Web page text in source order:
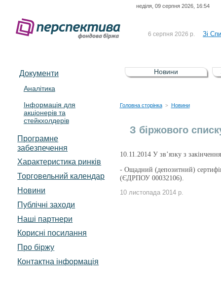
неділя, 09 серпня 2026, 16:54
6 серпня 2026 р. Зі
5 серпня 2026 р.
Зі
UA4000232607)
4 серпня 2026 р.
Документи
Аналітика
Інформація для
акціонерів та
стейкхолдерів
Програмне
забезпечення
Характеристика pинків
Торговельний календар
Новини
Публічні заходи
Наші партнери
Корисні посилання
Про біржу
Контактна інформація
Новини
Головна сторінка > Новини
З біржового
10.11.2014 У зв’язку з
- Ощадний (депозитний)
(ЄДРПОУ 00032106).
10 листопада 2014 р.